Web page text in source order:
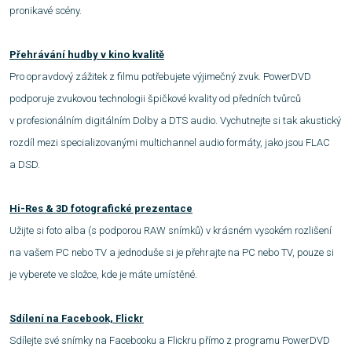
pronikavé scény.
Přehrávání hudby v kino kvalitě
Pro opravdový zážitek z filmu potřebujete výjimečný zvuk. PowerDVD
podporuje zvukovou technologii špičkové kvality od předních tvůrců
v profesionálním digitálním Dolby a DTS audio. Vychutnejte si tak akustický
rozdíl mezi specializovanými multichannel audio formáty, jako jsou FLAC
a DSD.
Hi-Res & 3D fotografické prezentace
Užijte si foto alba (s podporou RAW snímků) v krásném vysokém rozlišení
na vašem PC nebo TV a jednoduše si je přehrajte na PC nebo TV, pouze si
je vyberete ve složce, kde je máte umístěné.
Sdílení na Facebook, Flickr
Sdílejte své snímky na Facebooku a Flickru přímo z programu PowerDVD